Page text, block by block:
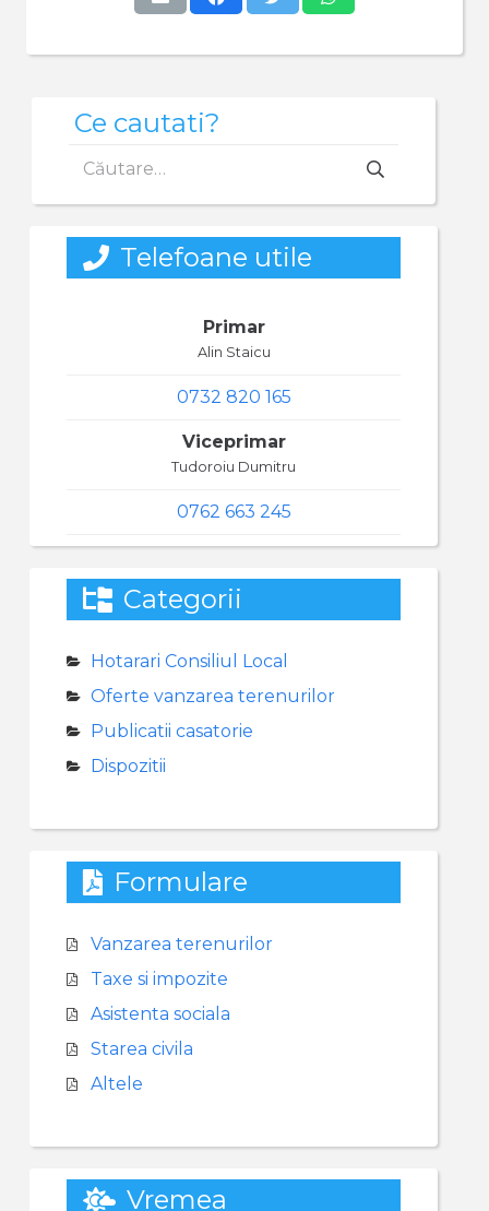
Ce cautati?
după:
Telefoane utile
Primar
Alin Staicu
0732 820 165
Viceprimar
Tudoroiu Dumitru
0762 663 245
Categorii
Hotarari Consiliul Local
Oferte vanzarea terenurilor
Publicatii casatorie
Dispozitii
Formulare
Vanzarea terenurilor
Taxe si impozite
Asistenta sociala
Starea civila
Altele
Vremea